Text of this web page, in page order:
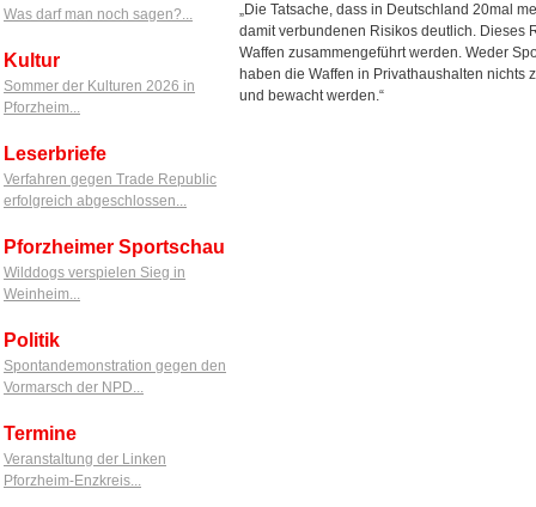
Was darf man noch sagen?...
Kultur
Sommer der Kulturen 2026 in
Pforzheim...
Leserbriefe
Verfahren gegen Trade Republic
erfolgreich abgeschlossen...
Pforzheimer Sportschau
Wilddogs verspielen Sieg in
Weinheim...
Politik
Spontandemonstration gegen den
Vormarsch der NPD...
Termine
Veranstaltung der Linken
Pforzheim-Enzkreis...
„Die Tatsache, dass in Deutschland 20mal
damit verbundenen Risikos deutlich. Dieses
Waffen zusammengeführt werden. Weder
haben die Waffen in Privathaushalten nichts
und bewacht werden.“